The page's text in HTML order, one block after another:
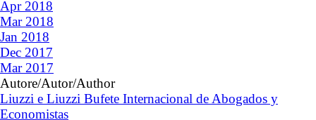
Apr 2018
Mar 2018
Jan 2018
Dec 2017
Mar 2017
Autore/Autor/Author
Liuzzi e Liuzzi Bufete Internacional de Abogados y
Economistas